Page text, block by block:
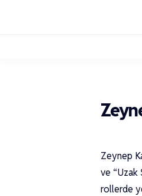
Zeynep
ve “Uzak
rollerde